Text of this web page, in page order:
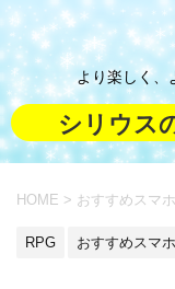
より楽しく、
シリウス
HOME > おすすめスマ
RPG おすすめスマ